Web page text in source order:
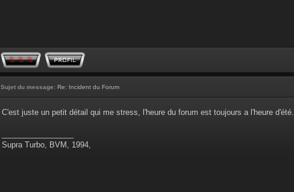
Sujet du message: Re: Incident du Forum
C'est juste un petit détail qui me stress, l'heure du forum est toujours a l'heure d'été.
Supra Turbo, BVM, 1994,